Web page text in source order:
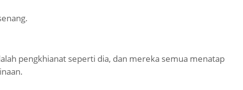
pengkhianat seperti dia, dan mereka semua menatap